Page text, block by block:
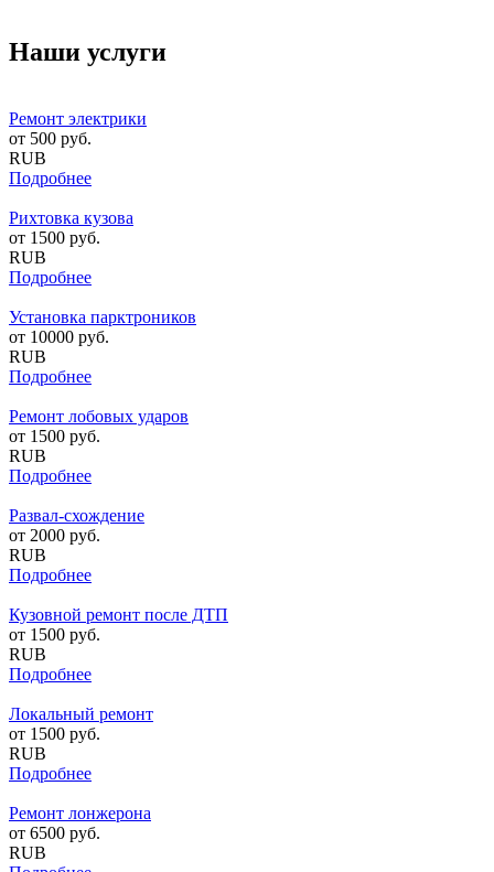
Наши услуги
Ремонт электрики
от 500 руб.
RUB
Подробнее
Рихтовка кузова
от 1500 руб.
RUB
Подробнее
Установка парктроников
от 10000 руб.
RUB
Подробнее
Ремонт лобовых ударов
от 1500 руб.
RUB
Подробнее
Развал-схождение
от 2000 руб.
RUB
Подробнее
Кузовной ремонт после ДТП
от 1500 руб.
RUB
Подробнее
Локальный ремонт
от 1500 руб.
RUB
Подробнее
Ремонт лонжерона
от 6500 руб.
RUB